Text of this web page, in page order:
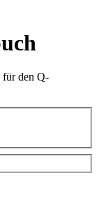
für den Q-